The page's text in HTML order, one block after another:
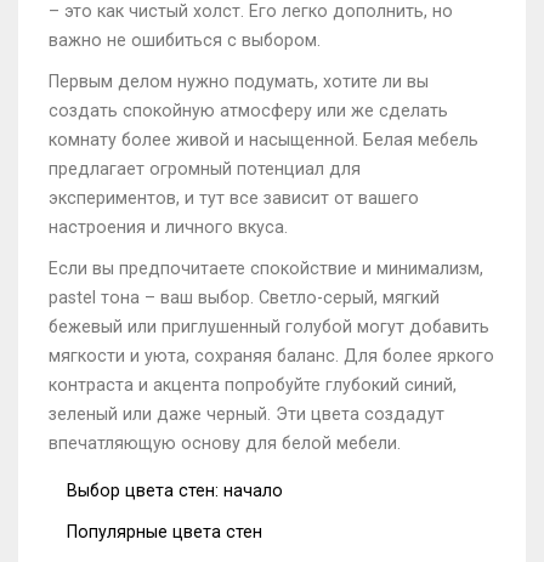
– это как чистый холст. Его легко дополнить, но
важно не ошибиться с выбором.
Первым делом нужно подумать, хотите ли вы
создать спокойную атмосферу или же сделать
комнату более живой и насыщенной. Белая мебель
предлагает огромный потенциал для
экспериментов, и тут все зависит от вашего
настроения и личного вкуса.
Если вы предпочитаете спокойствие и минимализм,
pastel тона – ваш выбор. Светло-серый, мягкий
бежевый или приглушенный голубой могут добавить
мягкости и уюта, сохраняя баланс. Для более яркого
контраста и акцента попробуйте глубокий синий,
зеленый или даже черный. Эти цвета создадут
впечатляющую основу для белой мебели.
Выбор цвета стен: начало
Популярные цвета стен